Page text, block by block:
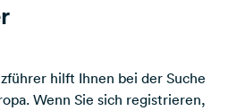
hilft Ihnen bei der Suche
Wenn Sie sich registrieren,